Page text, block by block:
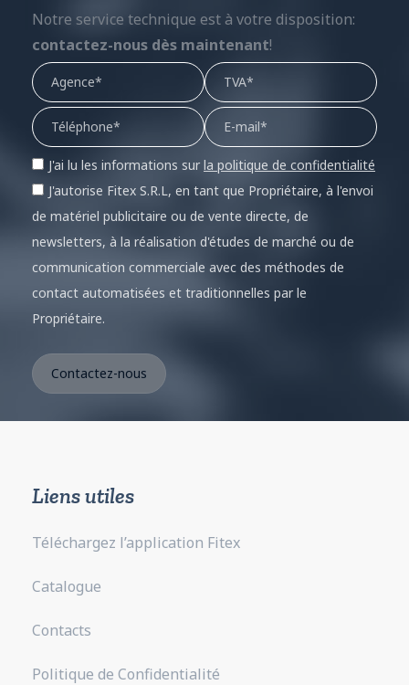
Notre service technique est à votre disposition:
contactez-nous dès maintenant!
J'ai lu les informations sur la politique de confidentialité
J'autorise Fitex S.R.L, en tant que Propriétaire, à l'envoi
de matériel publicitaire ou de vente directe, de
newsletters, à la réalisation d'études de marché ou de
communication commerciale avec des méthodes de
contact automatisées et traditionnelles par le
Propriétaire.
Liens utiles
Téléchargez l’application Fitex
Catalogue
Contacts
Politique de Confidentialité